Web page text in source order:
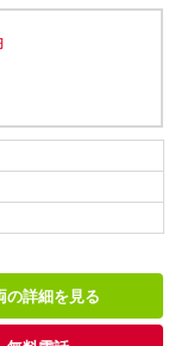
の詳細を見る